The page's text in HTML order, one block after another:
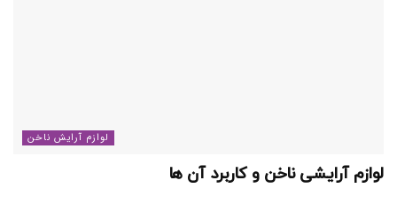
لوازم آرایش ناخن
لوازم آرایشی ناخن و کاربرد آن ها